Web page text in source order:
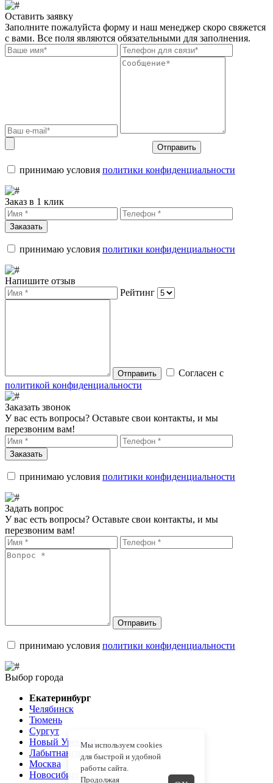
Оставить заявку
Заполните пожалуйста форму и наш менеджер скоро свяжется
с вами. Все поля являются обязательными для заполнения.
Отправить
принимаю условия политики конфиденциальности
Заказ в 1 клик
Заказать
принимаю условия политики конфиденциальности
Напишите отзыв
Рейтинг
Отправить
Согласен с
политикой конфиденциальности
Заказать звонок
У вас есть вопросы? Оставьте свои контакты, и мы
перезвоним вам!
Заказать
принимаю условия политики конфиденциальности
Задать вопрос
У вас есть вопросы? Оставьте свои контакты, и мы
перезвоним вам!
Отправить
принимаю условия политики конфиденциальности
Выбор города
Екатеринбург
Челябинск
Тюмень
Сургут
Новый Уренгой
Лабытнанги
Москва
Новосибирск
Мы используем cookies
для быстрой и удобной
работы сайта.
Продолжая